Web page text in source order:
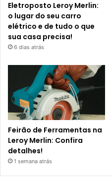
Eletroposto Leroy Merlin:
o lugar do seu carro
elétrico e de tudo o que
sua casa precisa!
6 dias atrás
Feirão de Ferramentas na
Leroy Merlin: Confira
detalhes!
1 semana atrás